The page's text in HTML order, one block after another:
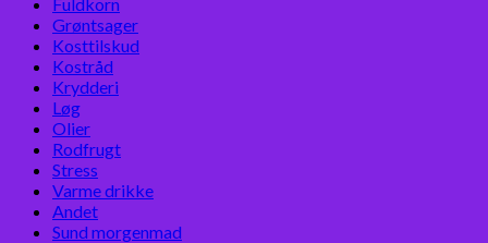
Grøntsager
Kosttilskud
Kostråd
Krydderi
Løg
Olier
Rodfrugt
Stress
Varme drikke
Andet
Sund morgenmad